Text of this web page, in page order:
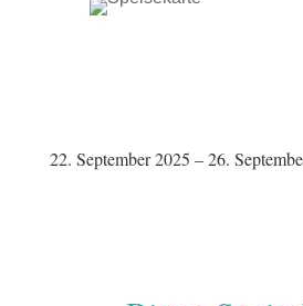
22. September 2025 – 26.